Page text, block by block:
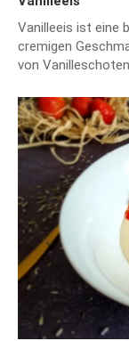
Vanilleeis ist eine
cremigen
von